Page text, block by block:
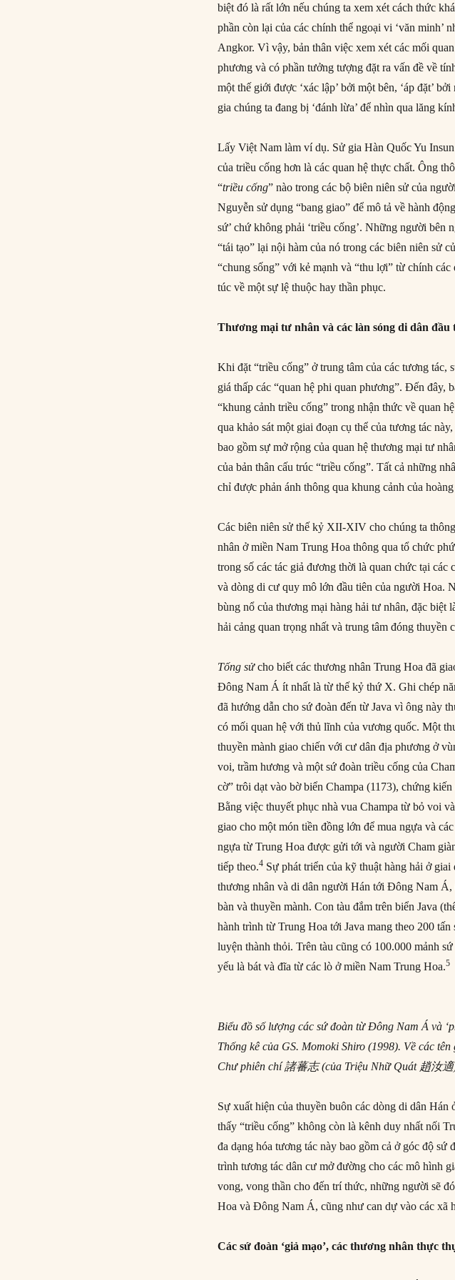
biệt đó là rất lớn nếu chúng ta xem xét cách thức
phần còn lại của các chính thể ngoại vi ‘văn minh’
Angkor. Vì vậy, bản thân việc xem xét các mối
phương và có phần tưởng tượng đặt ra vấn đề về
một thế giới được ‘xác lập’ bởi một bên, ‘áp đặt’
gia chúng ta đang bị ‘đánh lừa’ để nhìn qua lăng
Lấy Việt Nam làm ví dụ. Sử gia Hàn Quốc Yu
của triều cống hơn là các quan hệ thực chất. Ông
“triều cống” nào trong các bộ biên niên sử của
Nguyễn sử dụng “bang giao” để mô tả về hành
sứ’ chứ không phải ‘triều cống’. Những người bên
“tái tạo” lại nội hàm của nó trong các biên niên sử
“chung sống” với kẻ mạnh và “thu lợi” từ chính
túc về một sự lệ thuộc hay thần phục.
Thương mại tư nhân và các làn sóng di dân đầu
Khi đặt “triều cống” ở trung tâm của các tương tác,
giá thấp các “quan hệ phi quan phương”. Đến đây,
“khung cảnh triều cống” trong nhận thức về quan
qua khảo sát một giai đoạn cụ thể của tương tác
bao gồm sự mở rộng của quan hệ thương mại tư
của bản thân cấu trúc “triều cống”. Tất cả những
chỉ được phản ánh thông qua khung cảnh của
Các biên niên sử thế kỷ XII-XIV cho chúng ta
nhân ở miền Nam Trung Hoa thông qua tổ chức
trong số các tác giả đương thời là quan chức tại
và dòng di cư quy mô lớn đầu tiên của người Hoa.
bùng nổ của thương mại hàng hải tư nhân, đặc biệt
hải cảng quan trọng nhất và trung tâm đóng thuyền
Tống sửcho biết các thương nhân Trung Hoa đã
Đông Nam Á ít nhất là từ thế kỷ thứ X. Ghi chép
đã hướng dẫn cho sứ đoàn đến từ Java vì ông này
có mối quan hệ với thủ lĩnh của vương quốc. Một
thuyền mành giao chiến với cư dân địa phương ở
voi, trầm hương và một sứ đoàn triều cống của
cờ” trôi dạt vào bờ biển Champa (1173), chứng
Bằng việc thuyết phục nhà vua Champa từ bỏ voi
giao cho một món tiền đồng lớn để mua ngựa và
ngựa từ Trung Hoa được gửi tới và người Cham
tiếp theo.4 Sự phát triển của kỹ thuật hàng hải ở
thương nhân và di dân người Hán tới Đông Nam Á,
bàn và thuyền mành. Con tàu đắm trên biển Java
hành trình từ Trung Hoa tới Java mang theo 200
luyện thành thỏi. Trên tàu cũng có 100.000 mảnh
yếu là bát và đĩa từ các lò ở miền Nam Trung Hoa.5
Biểu đồ số lượng các sứ đoàn từ Đông Nam Á và
Thống kê của GS. Momoki Shiro (1998). Về các
Chư phiên chí 諸蕃志 (của Triệu Nhữ Quát 趙汝
Sự xuất hiện của thuyền buôn các dòng di dân
thấy “triều cống” không còn là kênh duy nhất nối
đa dạng hóa tương tác này bao gồm cả ở góc độ sứ
trình tương tác dân cư mở đường cho các mô hình
vong, vong thần cho đến trí thức, những người sẽ
Hoa và Đông Nam Á, cũng như can dự vào các xã
Các sứ đoàn ‘giả mạo’, các thương nhân thực